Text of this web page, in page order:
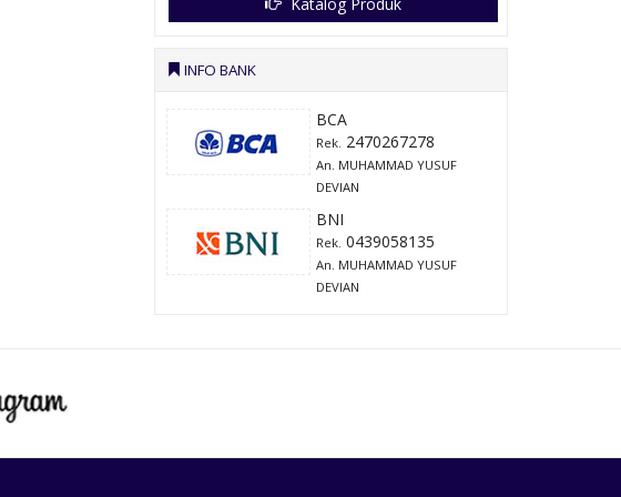
INFO BANK
BCA
Rek. 2470267278
An. MUHAMMAD YUSUF
DEVIAN
BNI
Rek. 0439058135
An. MUHAMMAD YUSUF
DEVIAN